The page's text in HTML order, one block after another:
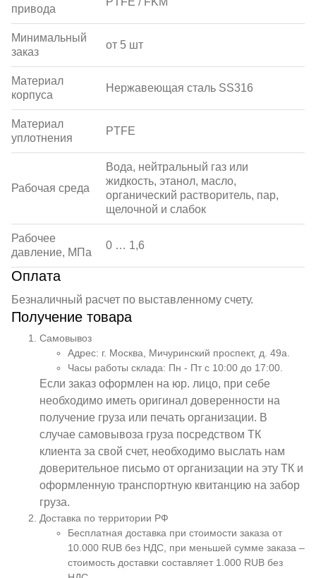
привода
Минимальный
заказ
от 5 шт
Материал
корпуса
Нержавеющая сталь SS316
Материал
уплотнения
PTFE
Рабочая среда
Вода, нейтральный газ или
жидкость, этанол, масло,
органический растворитель, пар,
щелочной и слабок
Рабочее
давление, МПа
0 … 1,6
Оплата
Безналичный расчет по выставленному счету.
Получение товара
Самовывоз
Адрес: г. Москва, Мичуринский проспект, д. 49а.
Часы работы склада: Пн - Пт с 10:00 до 17:00.
Если заказ оформлен на юр. лицо, при себе
необходимо иметь оригинал доверенности на
получение груза или печать организации. В
случае самовывоза груза посредством ТК
клиента за свой счет, необходимо выслать нам
доверительное письмо от организации на эту ТК и
оформленную транспортную квитанцию на забор
груза.
Доставка по территории РФ
Бесплатная доставка при стоимости заказа от
10.000 RUB без НДС, при меньшей сумме заказа –
стоимость доставки составляет 1.000 RUB без